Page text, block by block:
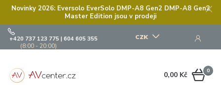
Novinky 2026: Eversolo EverSolo DMP-A8 Gen2 DMP-A8 Gen2
Master Edition jsou v prodeji
CZK
+420 737 123 775 | 604 605 355
(8:00 - 20:00)
0
0,00 Kč